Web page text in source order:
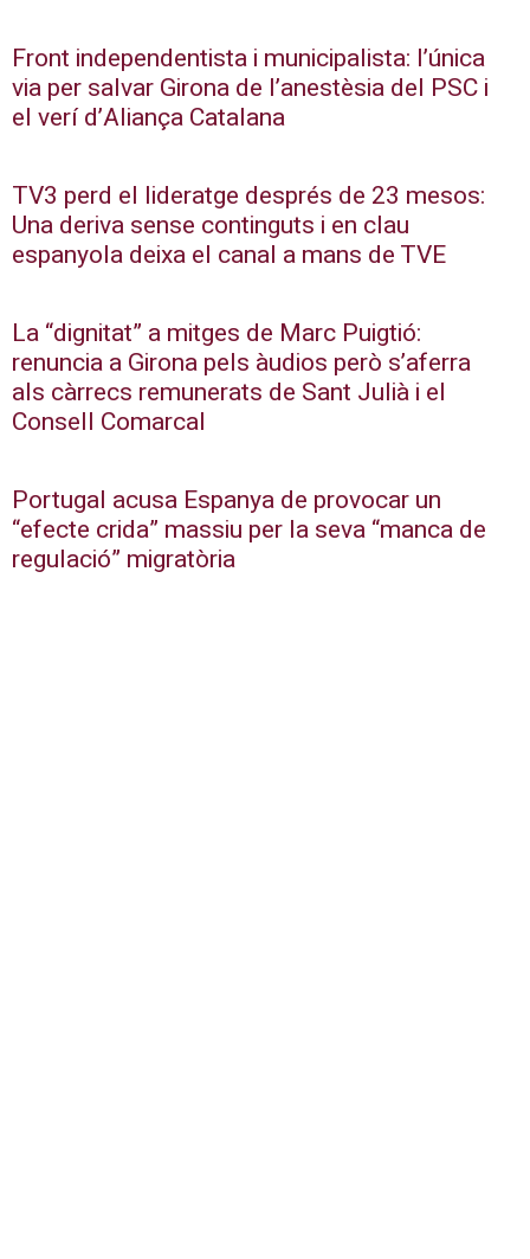
Front independentista i municipalista: l’única
via per salvar Girona de l’anestèsia del PSC i
el verí d’Aliança Catalana
TV3 perd el lideratge després de 23 mesos:
Una deriva sense continguts i en clau
espanyola deixa el canal a mans de TVE
La “dignitat” a mitges de Marc Puigtió:
renuncia a Girona pels àudios però s’aferra
als càrrecs remunerats de Sant Julià i el
Consell Comarcal
Portugal acusa Espanya de provocar un
“efecte crida” massiu per la seva “manca de
regulació” migratòria